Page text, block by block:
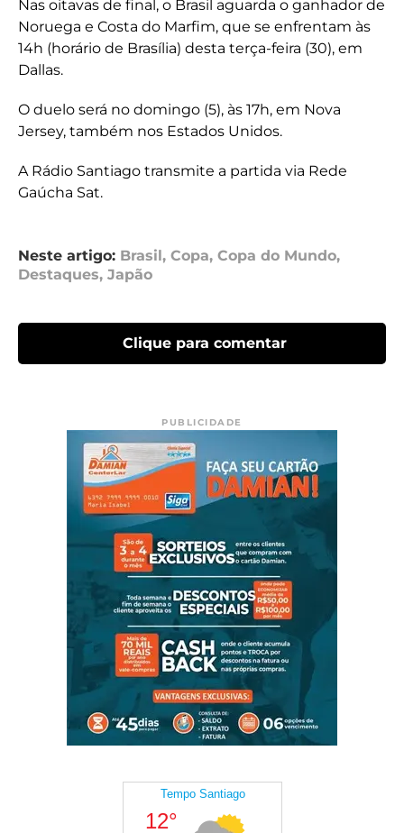
Nas oitavas de final, o Brasil aguarda o ganhador de
Noruega e Costa do Marfim, que se enfrentam às
14h (horário de Brasília) desta terça-feira (30), em
Dallas.
O duelo será no domingo (5), às 17h, em Nova
Jersey, também nos Estados Unidos.
A Rádio Santiago transmite a partida via Rede
Gaúcha Sat.
Neste artigo: Brasil, Copa, Copa do Mundo,
Destaques, Japão
Clique para comentar
PUBLICIDADE